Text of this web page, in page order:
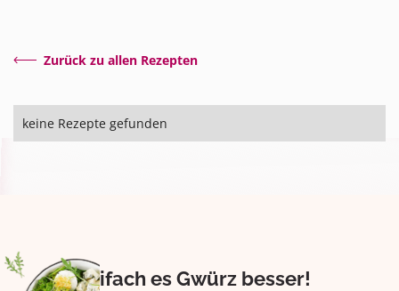
Zurück zu allen Rezepten
keine Rezepte gefunden
Eifach es Gwürz besser!